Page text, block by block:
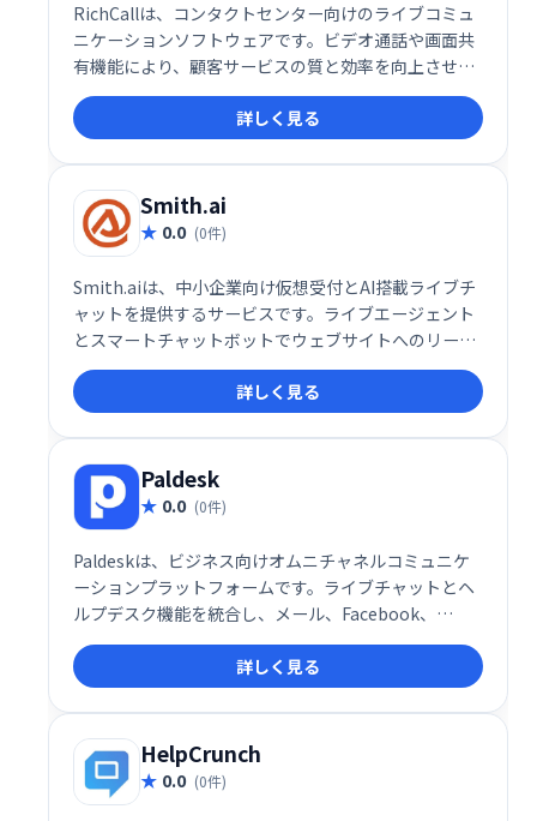
RichCallは、コンタクトセンター向けのライブコミュ
ニケーションソフトウェアです。ビデオ通話や画面共
有機能により、顧客サービスの質と効率を向上させま
す。製品説明や指示を画面で共有することで、より効
果的なコミュニケーションを実現し、販売・マーケテ
ィングにも活用できます。顧客満足度向上と業務効率
化に貢献します。
詳しく見る
Smith.ai
0.0 (0件)
Smith.aiは、中小企業向け仮想受付とAI搭載ライブチ
ャットを提供するサービスです。ライブエージェント
とスマートチャットボットでウェブサイトへのリード
獲得、スクリーニング、コンバージョンを効率化しま
す。起業家、法律・ITコンサルティング、金融業界な
ど、幅広い業種に対応しています。
詳しく見る
Paldesk
0.0 (0件)
Paldeskは、ビジネス向けオムニチャネルコミュニケ
ーションプラットフォームです。ライブチャットとヘ
ルプデスク機能を統合し、メール、Facebook、
Twitter、WhatsAppなど、様々なチャネルからの顧
客対応を一元管理できます。24時間365日のサポート
体制と効率的なプログラミングにより、顧客との強力
な関係構築を支援し、「仲間」のような存在を目指せ
ます。
詳しく見る
HelpCrunch
0.0 (0件)